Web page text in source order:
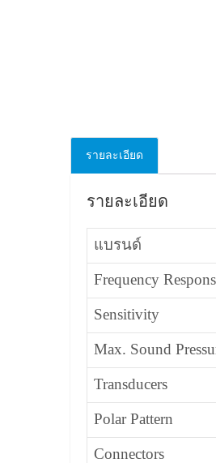
รายละเอียด
รายละเอียด
แบรนด์
Frequency
Sensitivity
Max. Sound
Transducers
Polar Pattern
Connectors